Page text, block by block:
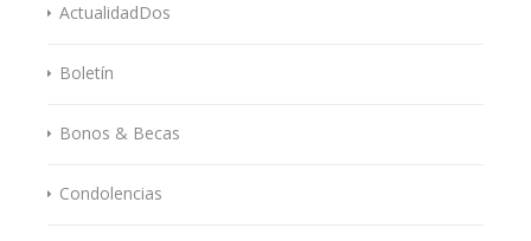
ActualidadDos
Boletín
Bonos & Becas
Condolencias